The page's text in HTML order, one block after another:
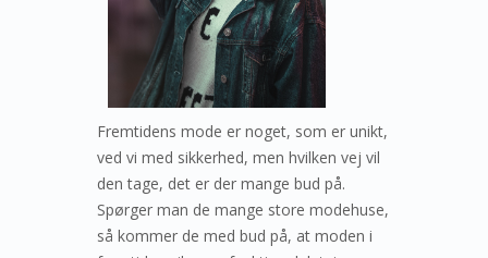
Fremtidens mode er noget, som er unikt,
ved vi med sikkerhed, men hvilken vej vil
den tage, det er der mange bud på.
Spørger man de mange store modehuse,
så kommer de med bud på, at moden i